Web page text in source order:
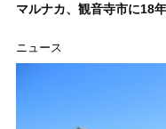
マルナカ、観音寺市に18
ニュース